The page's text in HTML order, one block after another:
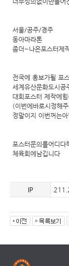
서울/공주/경주
동아마라톤
좀더~나은포스터제
전국에 홍보가될 포
세계유산문화도시
대회포스터 제작에
(이번에바로시정해
정말이지 이번꺼는
포스터문의를어디다
체육회에남깁니다
IP